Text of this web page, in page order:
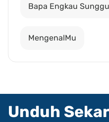
Bapa Engkau
MengenalMu
Unduh